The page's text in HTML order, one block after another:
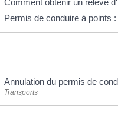
Permis de conduire à points
Annulation du permis de
Transports